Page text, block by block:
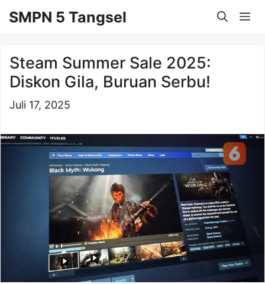
keSMPN 5 Tangsel
Steam Summer Sale 2025:
Diskon Gila, Buruan Serbu!
Juli 17, 2025